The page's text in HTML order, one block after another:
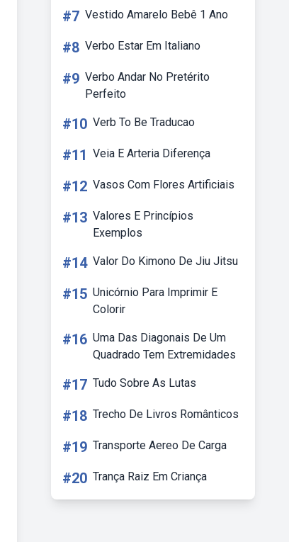
#7 Vestido Amarelo Bebê 1 Ano
#8 Verbo Estar Em Italiano
#9 Verbo Andar No Pretérito
Perfeito
#10 Verb To Be Traducao
#11 Veia E Arteria Diferença
#12 Vasos Com Flores Artificiais
#13 Valores E Princípios
Exemplos
#14 Valor Do Kimono De Jiu Jitsu
#15 Unicórnio Para Imprimir E
Colorir
#16 Uma Das Diagonais De Um
Quadrado Tem Extremidades
#17 Tudo Sobre As Lutas
#18 Trecho De Livros Românticos
#19 Transporte Aereo De Carga
#20 Trança Raiz Em Criança